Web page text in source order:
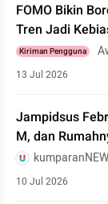
FOMO Bikin
Tren Jadi
Kiriman Pengguna
13 Jul 2026
Jampidsus
M, dan
10 Jul 2026